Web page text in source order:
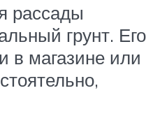
рассады
грунт. Его
в магазине или